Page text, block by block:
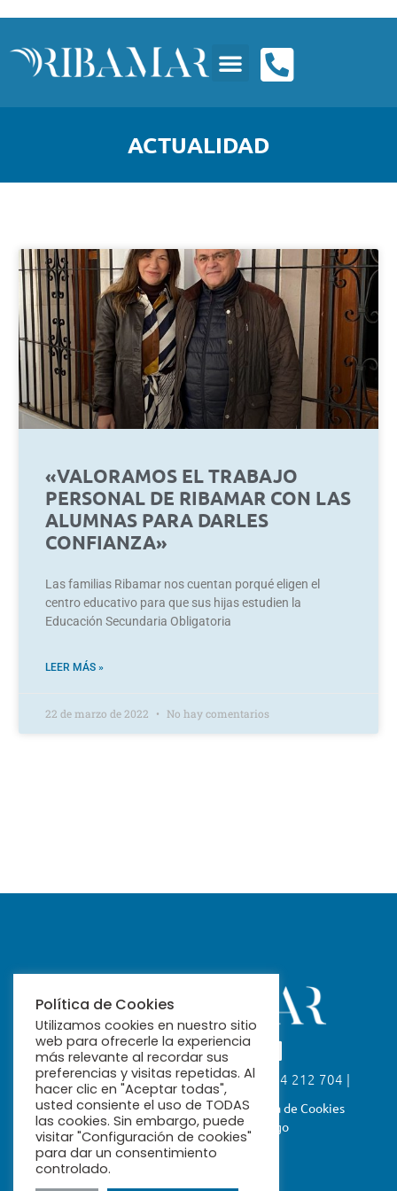
ACTUALIDAD
«VALORAMOS EL TRABAJO
PERSONAL DE RIBAMAR CON LAS
ALUMNAS PARA DARLES
CONFIANZA»
Las familias Ribamar nos cuentan porqué eligen el
centro educativo para que sus hijas estudien la
Educación Secundaria Obligatoria
LEER MÁS »
22 de marzo de 2022 No hay comentarios
Calle Fabiola, 26. 41004 Sevilla | 954 212 704 |
ribamar@ribamar.org
Aviso LegalPolítica de PrivacidadPolítica de Cookies
Términos y Condiciones de Pago
Política de Cookies
Utilizamos cookies en nuestro sitio
web para ofrecerle la experiencia
más relevante al recordar sus
preferencias y visitas repetidas. Al
hacer clic en "Aceptar todas",
usted consiente el uso de TODAS
las cookies. Sin embargo, puede
visitar "Configuración de cookies"
para dar un consentimiento
controlado.